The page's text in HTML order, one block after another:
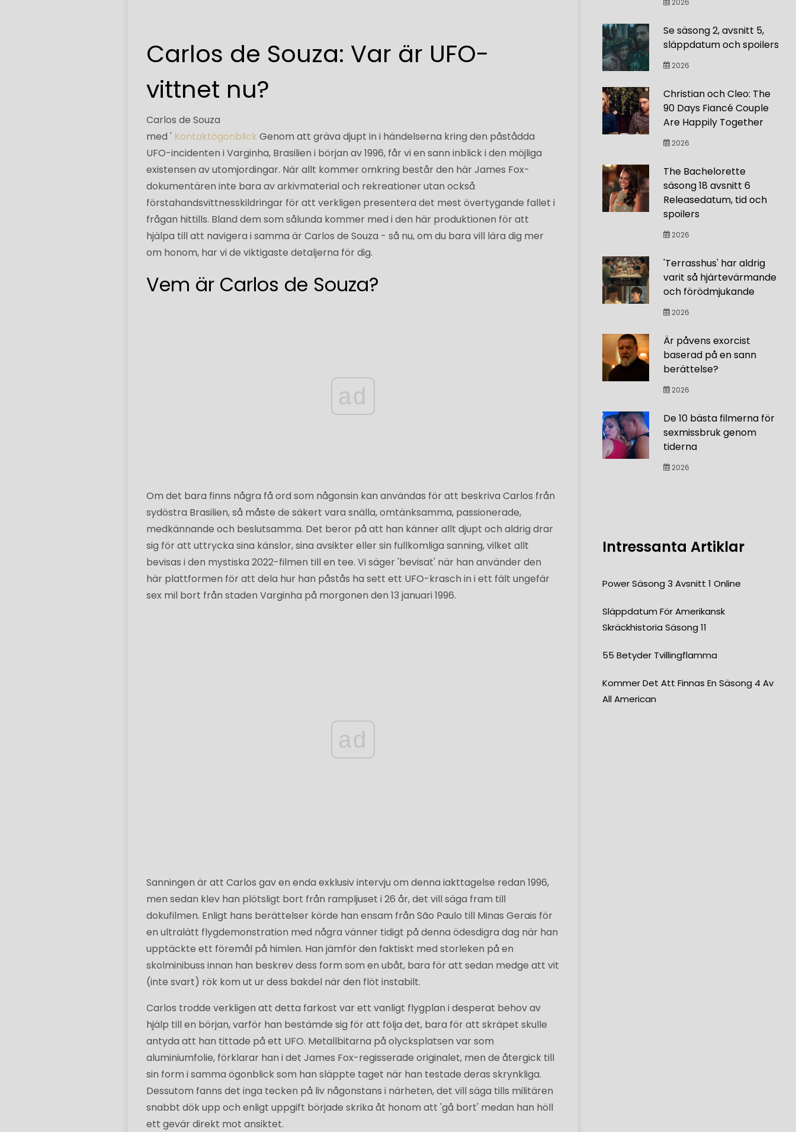
Carlos de Souza: Var är UFO-
vittnet nu?
Carlos de Souza
med ' Kontaktögonblick Genom att gräva djupt in i händelserna kring den påstådda
UFO-incidenten i Varginha, Brasilien i början av 1996, får vi en sann inblick i den möjliga
existensen av utomjordingar. När allt kommer omkring består den här James Fox-
dokumentären inte bara av arkivmaterial och rekreationer utan också
förstahandsvittnesskildringar för att verkligen presentera det mest övertygande fallet i
frågan hittills. Bland dem som sålunda kommer med i den här produktionen för att
hjälpa till att navigera i samma är Carlos de Souza - så nu, om du bara vill lära dig mer
om honom, har vi de viktigaste detaljerna för dig.
Vem är Carlos de Souza?
ad
Om det bara finns några få ord som någonsin kan användas för att beskriva Carlos från
sydöstra Brasilien, så måste de säkert vara snälla, omtänksamma, passionerade,
medkännande och beslutsamma. Det beror på att han känner allt djupt och aldrig drar
sig för att uttrycka sina känslor, sina avsikter eller sin fullkomliga sanning, vilket allt
bevisas i den mystiska 2022-filmen till en tee. Vi säger 'bevisat' när han använder den
här plattformen för att dela hur han påstås ha sett ett UFO-krasch in i ett fält ungefär
sex mil bort från staden Varginha på morgonen den 13 januari 1996.
ad
Sanningen är att Carlos gav en enda exklusiv intervju om denna iakttagelse redan 1996,
men sedan klev han plötsligt bort från rampljuset i 26 år, det vill säga fram till
dokufilmen. Enligt hans berättelser körde han ensam från São Paulo till Minas Gerais för
en ultralätt flygdemonstration med några vänner tidigt på denna ödesdigra dag när han
upptäckte ett föremål på himlen. Han jämför den faktiskt med storleken på en
skolminibuss innan han beskrev dess form som en ubåt, bara för att sedan medge att vit
(inte svart) rök kom ut ur dess bakdel när den flöt instabilt.
Carlos trodde verkligen att detta farkost var ett vanligt flygplan i desperat behov av
hjälp till en början, varför han bestämde sig för att följa det, bara för att skräpet skulle
antyda att han tittade på ett UFO. Metallbitarna på olycksplatsen var som
aluminiumfolie, förklarar han i det James Fox-regisserade originalet, men de återgick till
sin form i samma ögonblick som han släppte taget när han testade deras skrynkliga.
Dessutom fanns det inga tecken på liv någonstans i närheten, det vill säga tills militären
snabbt dök upp och enligt uppgift började skrika åt honom att 'gå bort' medan han höll
ett gevär direkt mot ansiktet.
2026
Se säsong 2, avsnitt 5,
släppdatum och spoilers
2026
Christian och Cleo: The
90 Days Fiancé Couple
Are Happily Together
2026
The Bachelorette
säsong 18 avsnitt 6
Releasedatum, tid och
spoilers
2026
'Terrasshus' har aldrig
varit så hjärtevärmande
och förödmjukande
2026
Är påvens exorcist
baserad på en sann
berättelse?
2026
De 10 bästa filmerna för
sexmissbruk genom
tiderna
2026
Intressanta Artiklar
Power Säsong 3 Avsnitt 1 Online
Släppdatum För Amerikansk
Skräckhistoria Säsong 11
55 Betyder Tvillingflamma
Kommer Det Att Finnas En Säsong 4 Av
All American